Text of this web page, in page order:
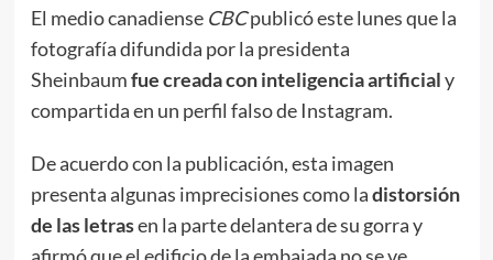
El medio canadiense CBCpublicó este lunes que la
fotografía difundida por la presidenta
Sheinbaumfue creada con inteligencia artificialy
compartida en un perfil falso de Instagram.
De acuerdo con la publicación, esta imagen
presenta algunas imprecisiones como ladistorsión
de las letrasen la parte delantera de su gorra y